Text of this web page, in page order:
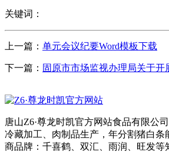
关键词：
上一篇： 单元会议纪要Word模板下载
下一篇： 固原市市场监视办理局关于开
唐山Z6·尊龙时凯官方网站食品有限公
冷藏加工、肉制品生产，年分割猪白条
商品牌：千喜鹤、双汇、雨润、旺发等